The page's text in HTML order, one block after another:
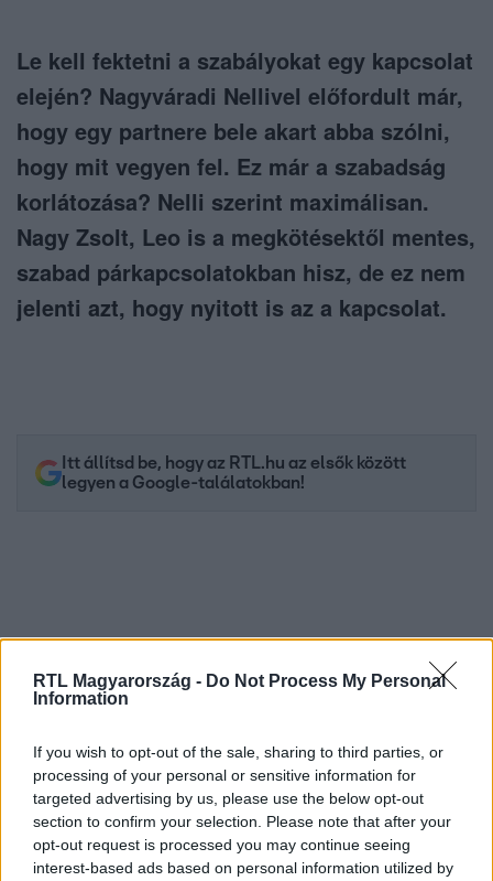
RTL Magyarország - Do Not Process My Personal
Information
If you wish to opt-out of the sale, sharing to third parties, or
processing of your personal or sensitive information for
targeted advertising by us, please use the below opt-out
section to confirm your selection. Please note that after your
opt-out request is processed you may continue seeing
interest-based ads based on personal information utilized by
Le kell fektetni a szabályokat egy kapcsolat
elején? Nagyváradi Nellivel előfordult már,
hogy egy partnere bele akart abba szólni,
hogy mit vegyen fel. Ez már a szabadság
korlátozása? Nelli szerint maximálisan.
Nagy Zsolt, Leo is a megkötésektől mentes,
szabad párkapcsolatokban hisz, de ez nem
jelenti azt, hogy nyitott is az a kapcsolat.
Itt állítsd be, hogy az RTL.hu az elsők között
legyen a Google-találatokban!
Kövess minket, és értesülj a friss hírekről a
Facebookon is!
Követem